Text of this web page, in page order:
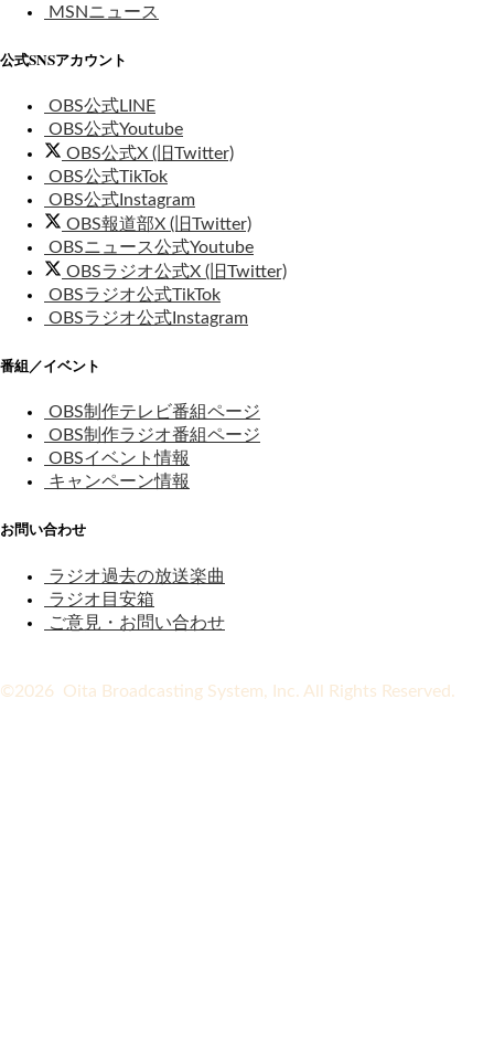
MSNニュース
公式SNSアカウント
OBS公式LINE
OBS公式Youtube
OBS公式X (旧Twitter)
OBS公式TikTok
OBS公式Instagram
OBS報道部X (旧Twitter)
OBSニュース公式Youtube
OBSラジオ公式X (旧Twitter)
OBSラジオ公式TikTok
OBSラジオ公式Instagram
番組／イベント
OBS制作テレビ番組ページ
OBS制作ラジオ番組ページ
OBSイベント情報
キャンペーン情報
お問い合わせ
ラジオ過去の放送楽曲
ラジオ目安箱
ご意見・お問い合わせ
©2026 Oita Broadcasting System, Inc. All Rights Reserved.